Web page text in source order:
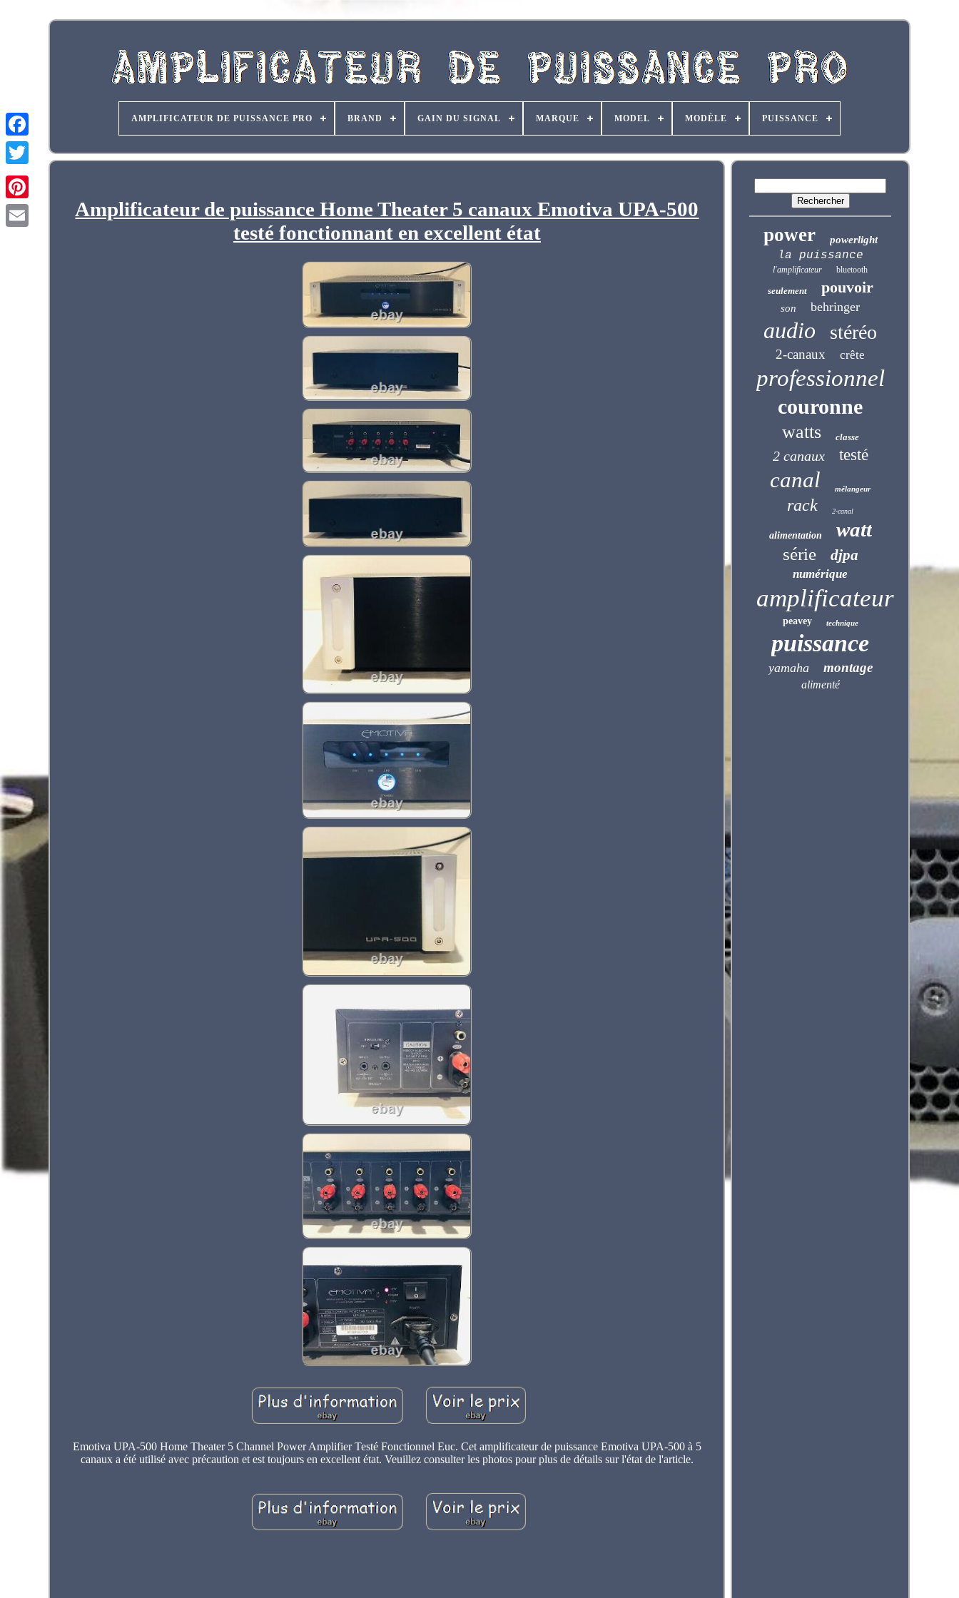
AMPLIFICATEUR DE PUISSANCE PRO BRAND GAIN DU SIGNAL MARQUE MODEL MODÈLE PUISSANCE
Amplificateur de puissance Home Theater 5 canaux Emotiva UPA-500
testé fonctionnant en excellent état
Emotiva UPA-500 Home Theater 5 Channel Power Amplifier Testé Fonctionnel Euc. Cet amplificateur de puissance Emotiva UPA-500 à 5
canaux a été utilisé avec précaution et est toujours en excellent état. Veuillez consulter les photos pour plus de détails sur l'état de l'article.
power powerlight
la puissance
l'amplificateur bluetooth
seulement pouvoir
son behringer
audio stéréo
2-canaux crête
professionnel
couronne
watts classe
2 canaux testé
canal mélangeur
rack 2-canal
alimentation watt
série djpa
numérique
amplificateur
peavey technique
puissance
yamaha montage
alimenté